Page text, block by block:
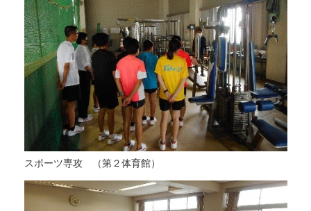
スポーツ専攻 （第２体育館）